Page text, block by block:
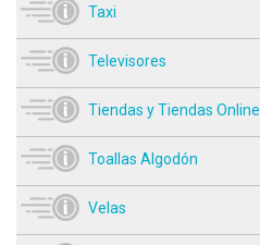
Taxi
Televisores
Tiendas y Tiendas Online
Toallas Algodón
Velas